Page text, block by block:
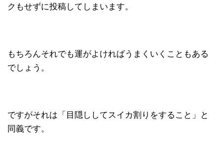
クもせずに投稿してしまいます。
もちろんそれでも運がよければうまくいくこともある
でしょう。
ですがそれは「目隠ししてスイカ割りをすること」と
同義です。